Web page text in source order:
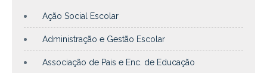
Ação Social Escolar
Administração e Gestão Escolar
Associação de Pais e Enc. de Educação